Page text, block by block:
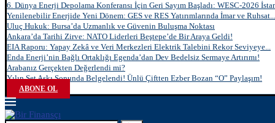
6. Dünya Enerji Depolama Konferansı İçin Geri Sayım Başladı: WESC-2026
Yenilenebilir Enerjide Yeni Dönem: GES ve RES Yatırımlarında İmar ve Ruhsat...
Uluç Hukuk: Bursa’da Uzmanlık ve Güvenin Buluşma Noktası
Ankara’da Tarihi Zirve: NATO Liderleri Beştepe’de Bir Araya Geldi!
EIA Raporu: Yapay Zekâ ve Veri Merkezleri Elektrik Talebini Rekor Seviyeye...
Enda Enerji’nin Bağlı Ortaklığı Egenda’dan Dev Bedelsiz Sermaye Artırımı!
Arabanız Gerçekten Değerlendi mi?
Yılın Set Aşkı Sonunda Belgelendi! Ünlü Çiftten Ezber Bozan “O” Paylaşım!
ABONE OL